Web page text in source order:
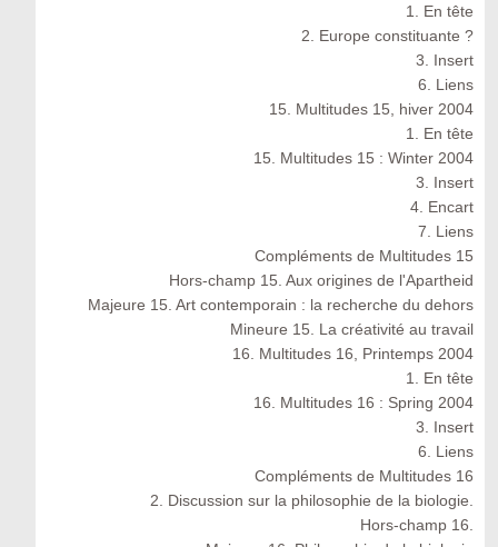
1. En tête
2. Europe constituante ?
3. Insert
6. Liens
15. Multitudes 15, hiver 2004
1. En tête
15. Multitudes 15 : Winter 2004
3. Insert
4. Encart
7. Liens
Compléments de Multitudes 15
Hors-champ 15. Aux origines de l'Apartheid
Majeure 15. Art contemporain : la recherche du dehors
Mineure 15. La créativité au travail
16. Multitudes 16, Printemps 2004
1. En tête
16. Multitudes 16 : Spring 2004
3. Insert
6. Liens
Compléments de Multitudes 16
2. Discussion sur la philosophie de la biologie.
Hors-champ 16.